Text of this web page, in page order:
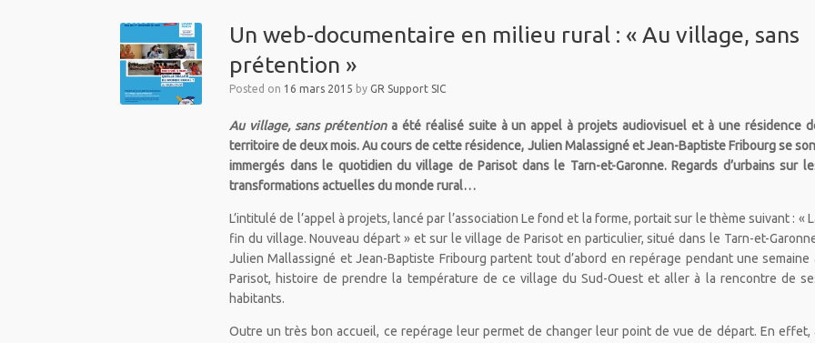
Un web-documentaire en milieu rural : « Au village, sans
prétention »
Posted on 16 mars 2015 byGR Support SIC
Au village, sans prétentiona été réalisé suite à un appel à projets audiovisuel et à une résidence
territoire de deux mois. Au cours de cette résidence, Julien Malassigné et Jean-Baptiste Fribourg se
immergés dans le quotidien du village de Parisot dans le Tarn-et-Garonne. Regards d’urbains sur
transformations actuelles du monde rural…
L’intitulé de l’appel à projets, lancé par l’association Le fond et la forme, portait sur le thème suivant : «
fin du village. Nouveau départ » et sur le village de Parisot en particulier, situé dans le Tarn-et-
Julien Mallassigné et Jean-Baptiste Fribourg partent tout d’abord en repérage pendant une semaine
Parisot, histoire de prendre la température de ce village du Sud-Ouest et aller à la rencontre de
habitants.
Outre un très bon accueil, ce repérage leur permet de changer leur point de vue de départ. En effet,